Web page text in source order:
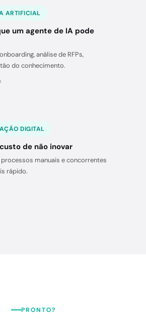
ARTIFICIAL
um agente de IA pode
análise de RFPs,
do conhecimento.
DIGITAL
de não inovar
manuais e concorrentes
rápido.
PRONTO?